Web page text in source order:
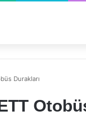
Durakları